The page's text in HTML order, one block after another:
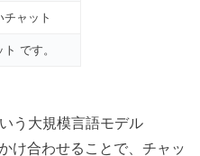
ャット
です。
う大規模言語モデル
け合わせることで、チャッ